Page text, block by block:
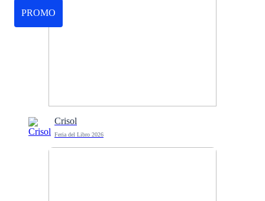
PROMO
Crisol
Feria del Libro 2026